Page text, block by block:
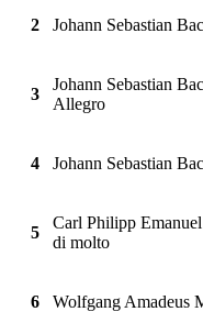
2 Johann Sebastian
3
Johann Sebastian
Allegro
4 Johann Sebastian
5
Carl Philipp
di molto
6 Wolfgang Amadeus